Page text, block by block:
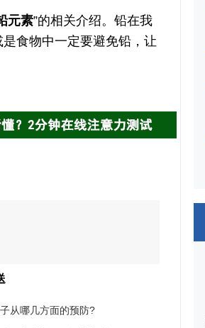
元素”的相关介绍。铅在我
食物中一定要避免铅，让
从哪几方面的预防?